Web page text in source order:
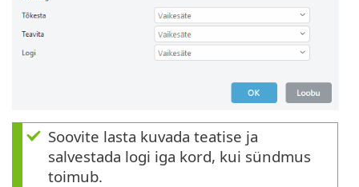
Soovite lasta kuvada teatise ja
salvestada logi iga kord, kui sündmus
toimub.